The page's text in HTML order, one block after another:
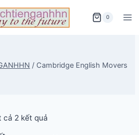
0
/ Cambridge English Movers
cả 2 kết quảĐã